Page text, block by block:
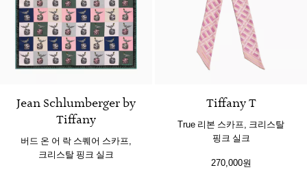
Jean Schlumberger by
Tiffany
버드 온 어 락 스퀘어 스카프,
크리스탈 핑크 실크
Tiffany T
True 리본 스카프, 크리스탈
핑크 실크
270,000원